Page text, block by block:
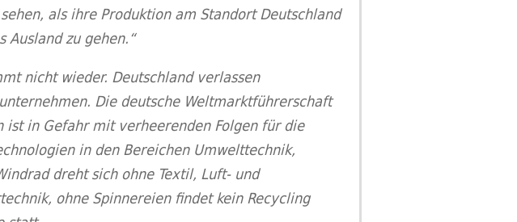
als ihre Produktion am Standort Deutschland
Ausland zu gehen.“
nicht wieder. Deutschland verlassen
Die deutsche Weltmarktführerschaft
ist in Gefahr mit verheerenden Folgen für die
in den Bereichen Umwelttechnik,
dreht sich ohne Textil, Luft- und
ohne Spinnereien findet kein Recycling